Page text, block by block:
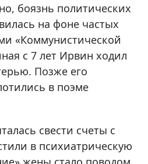
боязнь политических
на фоне частых
«Коммунистической
с 7 лет Ирвин ходил
Позже его
в поэме
свести счеты с
в психиатрическую